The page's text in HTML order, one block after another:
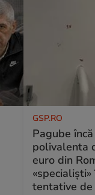
GSP.RO
Pagube
polivalenta
euro din
tentative de